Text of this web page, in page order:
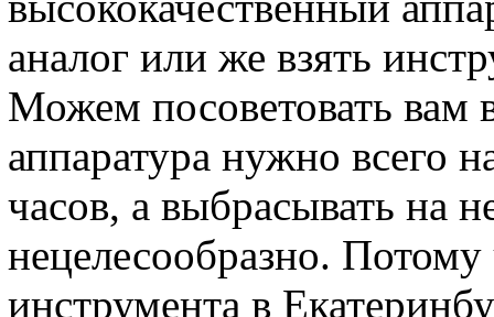
аналог или же взять
Можем посоветовать вам
аппаратура нужно всего
часов, а выбрасывать на
нецелесообразно.
инструмента в